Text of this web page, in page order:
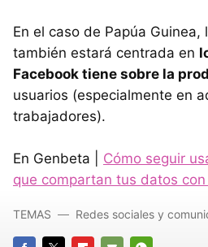
En el caso de Papúa Guinea,
también estará centrada en
Facebook tiene sobre la
usuarios (especialmente en
trabajadores).
En Genbeta | Cómo seguir
que compartan tus datos
TEMAS Redes sociales y